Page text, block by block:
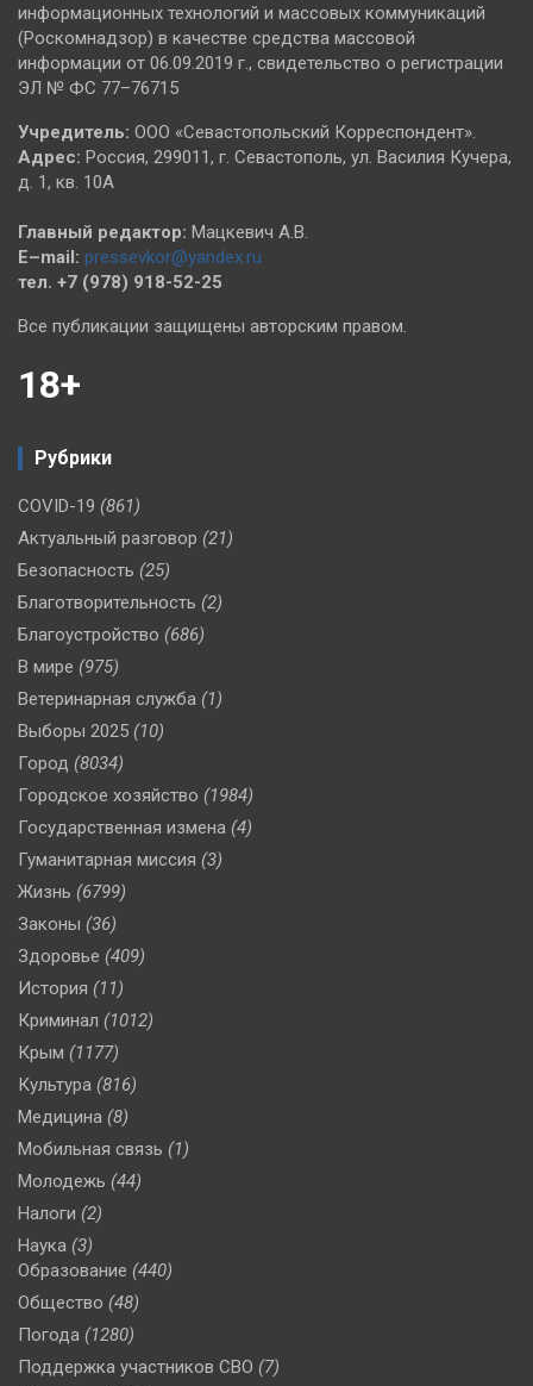
информационных технологий и массовых коммуникаций
(Роскомнадзор) в качестве средства массовой
информации от 06.09.2019 г., свидетельство о регистрации
ЭЛ № ФС 77–76715
Учредитель: ООО «Севастопольский Корреспондент».
Адрес: Россия, 299011, г. Севастополь, ул. Василия Кучера,
д. 1, кв. 10А
Главный редактор: Мацкевич А.В.
E–mail: pressevkor@yandex.ru
тел. +7 (978) 918-52-25
Все публикации защищены авторским правом.
18+
Рубрики
COVID-19 (861)
Актуальный разговор (21)
Безопасность (25)
Благотворительность (2)
Благоустройство (686)
В мире (975)
Ветеринарная служба (1)
Выборы 2025 (10)
Город (8034)
Городское хозяйство (1984)
Государственная измена (4)
Гуманитарная миссия (3)
Жизнь (6799)
Законы (36)
Здоровье (409)
История (11)
Криминал (1012)
Крым (1177)
Культура (816)
Медицина (8)
Мобильная связь (1)
Молодежь (44)
Налоги (2)
Наука (3)
Образование (440)
Общество (48)
Погода (1280)
Поддержка участников СВО (7)